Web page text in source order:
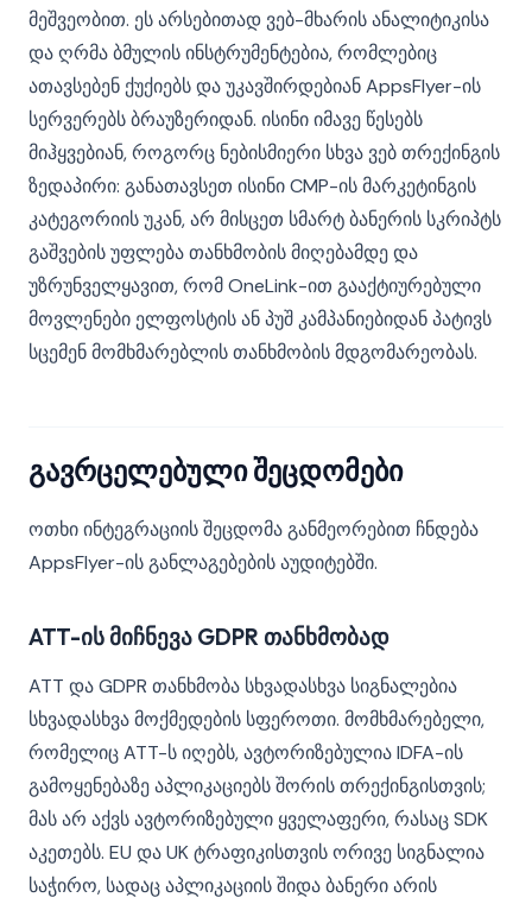
მეშვეობით. ეს არსებითად ვებ-მხარის ანალიტიკისა
და ღრმა ბმულის ინსტრუმენტებია, რომლებიც
ათავსებენ ქუქიებს და უკავშირდებიან AppsFlyer-ის
სერვერებს ბრაუზერიდან. ისინი იმავე წესებს
მიჰყვებიან, როგორც ნებისმიერი სხვა ვებ თრექინგის
ზედაპირი: განათავსეთ ისინი CMP-ის მარკეტინგის
კატეგორიის უკან, არ მისცეთ სმარტ ბანერის სკრიპტს
გაშვების უფლება თანხმობის მიღებამდე და
უზრუნველყავით, რომ OneLink-ით გააქტიურებული
მოვლენები ელფოსტის ან პუშ კამპანიებიდან პატივს
სცემენ მომხმარებლის თანხმობის მდგომარეობას.
გავრცელებული შეცდომები
ოთხი ინტეგრაციის შეცდომა განმეორებით ჩნდება
AppsFlyer-ის განლაგებების აუდიტებში.
ATT-ის მიჩნევა GDPR თანხმობად
ATT და GDPR თანხმობა სხვადასხვა სიგნალებია
სხვადასხვა მოქმედების სფეროთი. მომხმარებელი,
რომელიც ATT-ს იღებს, ავტორიზებულია IDFA-ის
გამოყენებაზე აპლიკაციებს შორის თრექინგისთვის;
მას არ აქვს ავტორიზებული ყველაფერი, რასაც SDK
აკეთებს. EU და UK ტრაფიკისთვის ორივე სიგნალია
საჭირო, სადაც აპლიკაციის შიდა ბანერი არის